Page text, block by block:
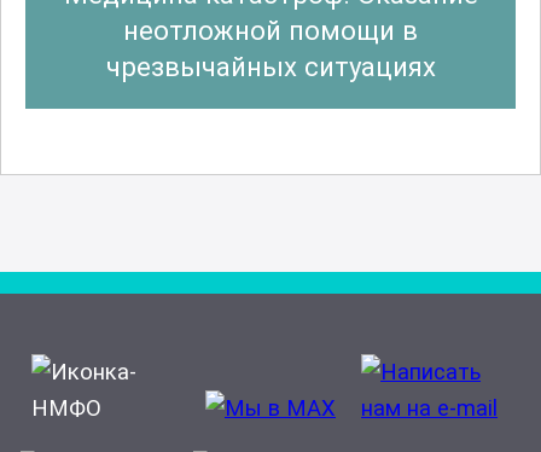
Эпидемиология (паразитология)
неотложной помощи в
чрезвычайных ситуациях